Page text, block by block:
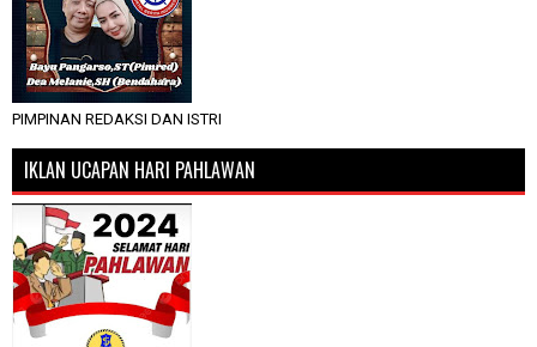
PIMPINAN REDAKSI DAN ISTRI
IKLAN UCAPAN HARI PAHLAWAN